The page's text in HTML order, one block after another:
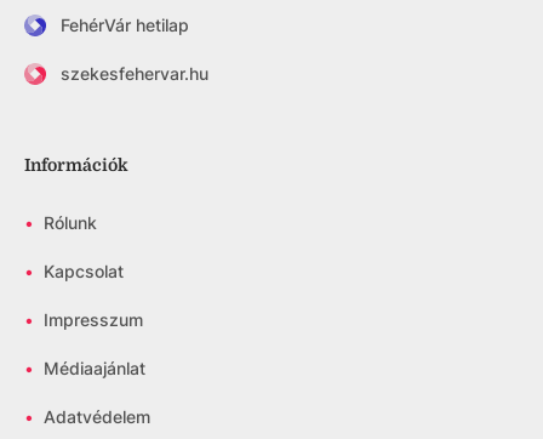
FehérVár hetilap
szekesfehervar.hu
Információk
• Rólunk
• Kapcsolat
• Impresszum
• Médiaajánlat
• Adatvédelem